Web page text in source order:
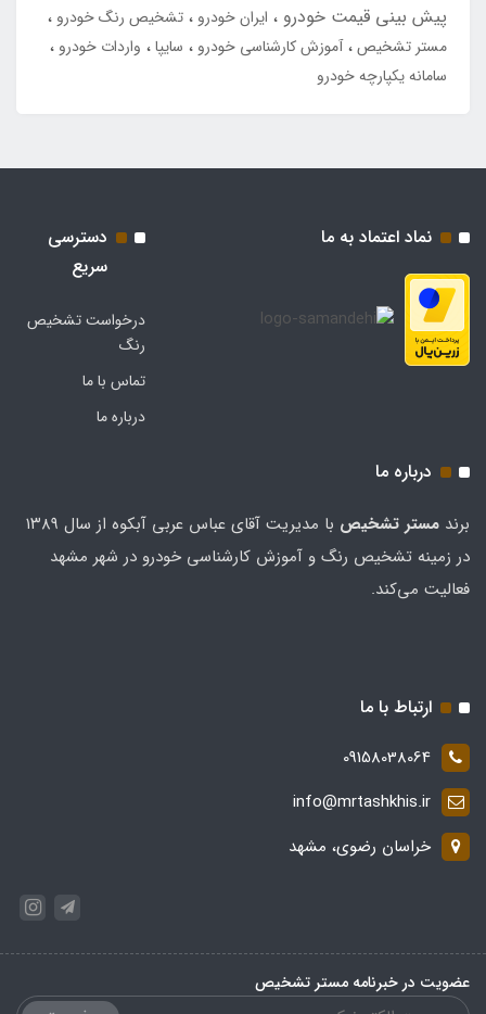
پیش بینی قیمت خودرو ایران خودرو
تشخیص رنگ خودرو
مستر تشخیص آموزش کارشناسی خودرو سایپا
واردات خودرو
سامانه یکپارچه خودرو
نماد اعتماد به ما
دسترسی
سریع
درخواست تشخیص
رنگ
تماس با ما
درباره ما
درباره ما
برند مستر تشخيص
با مدیریت آقای عباس عربی آبکوه از سال ۱۳۸۹
در زمینه تشخیص رنگ و آموزش کارشناسی خودرو در شهر مشهد
فعالیت می‌کند.
ارتباط با ما
09158038064
info@mrtashkhis.ir
خراسان رضوی، مشهد
عضویت در خبرنامه مستر تشخیص